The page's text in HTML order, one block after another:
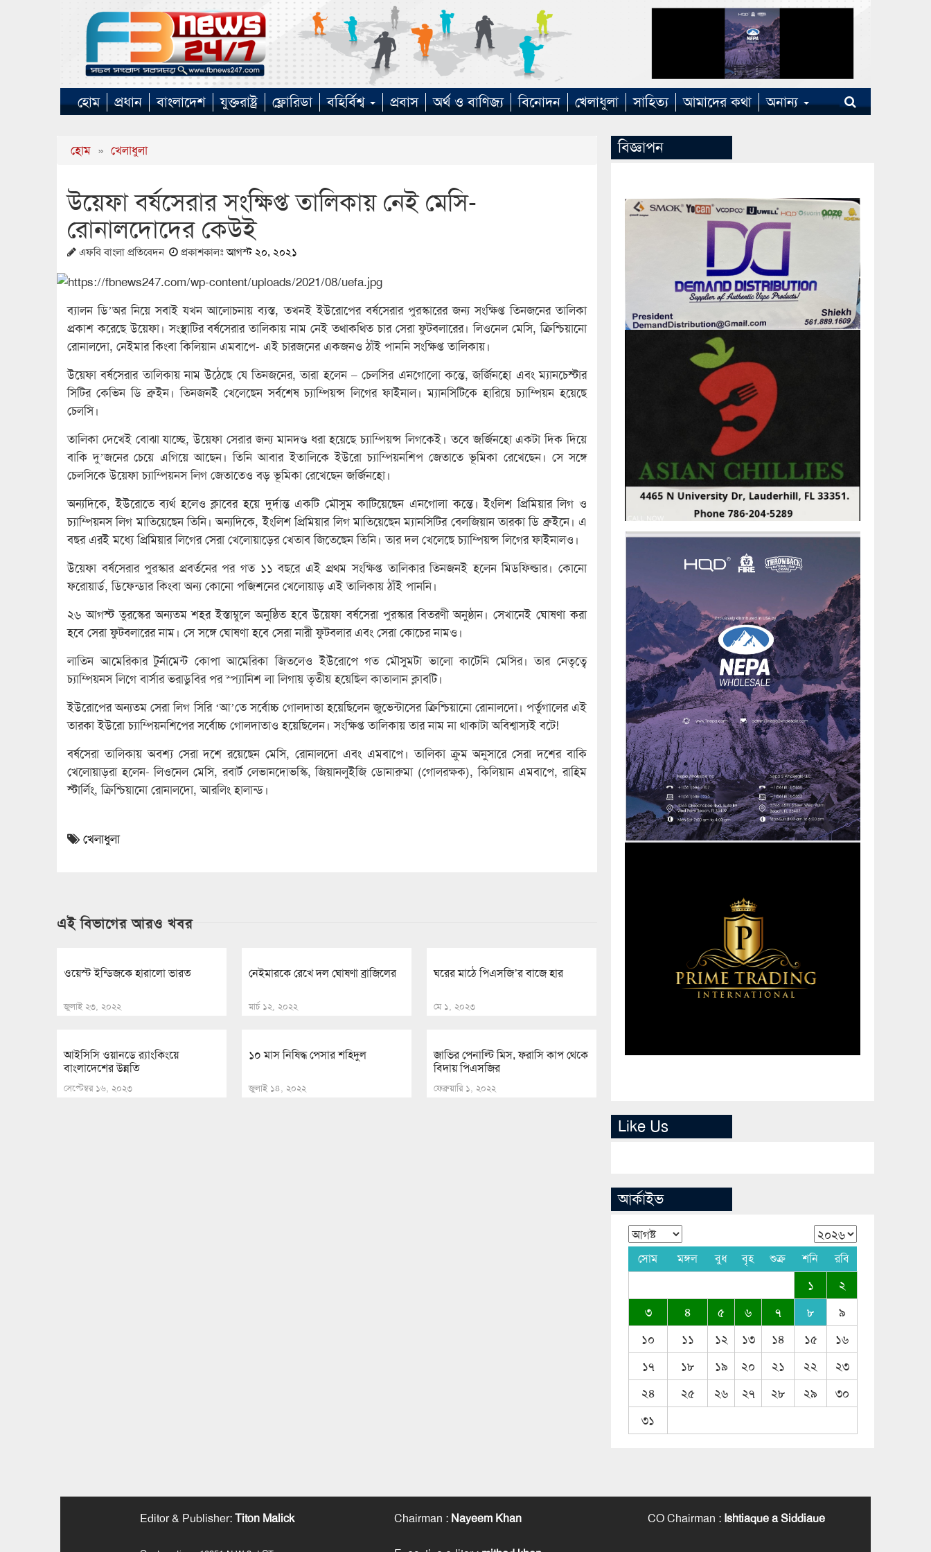
হোম প্রধান বাংলাদেশ যুক্তরাষ্ট্র ফ্লোরিডা বহির্বিশ্ব প্রবাস অর্থ ও বাণিজ্য বিনোদন খেলাধুলা সাহিত্য আমাদের কথা অনান্য
হোম » খেলাধুলা
উয়েফা বর্ষসেরার সংক্ষিপ্ত তালিকায় নেই মেসি-
রোনালদোদের কেউই
এফবি বাংলা প্রতিবেদন প্রকাশকালঃআগস্ট ২০, ২০২১
ব্যালন ডি’অর নিয়ে সবাই যখন আলোচনায় ব্যস্ত, তখনই ইউরোপের বর্ষসেরার পুরস্কারের জন্য সংক্ষিপ্ত তিনজনের তালিকা
প্রকাশ করেছে উয়েফা। সংস্থাটির বর্ষসেরার তালিকায় নাম নেই তথাকথিত চার সেরা ফুটবলারের। লিওনেল মেসি, ক্রিশ্চিয়ানো
রোনালদো, নেইমার কিংবা কিলিয়ান এমবাপে- এই চারজনের একজনও ঠাঁই পাননি সংক্ষিপ্ত তালিকায়।
উয়েফা বর্ষসেরার তালিকায় নাম উঠেছে যে তিনজনের, তারা হলেন – চেলসির এনগোলো কন্তে, জর্জিনহো এবং ম্যানচেস্টার
সিটির কেভিন ডি ব্রুইন। তিনজনই খেলেছেন সর্বশেষ চ্যাম্পিয়ন্স লিগের ফাইনাল। ম্যানসিটিকে হারিয়ে চ্যাম্পিয়ন হয়েছে
চেলসি।
তালিকা দেখেই বোঝা যাচ্ছে, উয়েফা সেরার জন্য মানদণ্ড ধরা হয়েছে চ্যাম্পিয়ন্স লিগকেই। তবে জর্জিনহো একটা দিক দিয়ে
বাকি দু’জনের চেয়ে এগিয়ে আছেন। তিনি আবার ইতালিকে ইউরো চ্যাম্পিয়নশিপ জেতাতে ভূমিকা রেখেছেন। সে সঙ্গে
চেলসিকে উয়েফা চ্যাম্পিয়নস লিগ জেতাতেও বড় ভূমিকা রেখেছেন জর্জিনহো।
অন্যদিকে, ইউরোতে ব্যর্থ হলেও ক্লাবের হয়ে দুর্দান্ত একটি মৌসুম কাটিয়েছেন এনগোলা কন্তে। ইংলিশ প্রিমিয়ার লিগ ও
চ্যাম্পিয়নস লিগ মাতিয়েছেন তিনি। অন্যদিকে, ইংলিশ প্রিমিয়ার লিগ মাতিয়েছেন ম্যানসিটির বেলজিয়ান তারকা ডি ব্রুইনে। এ
বছর এরই মধ্যে প্রিমিয়ার লিগের সেরা খেলোয়াড়ের খেতাব জিতেছেন তিনি। তার দল খেলেছে চ্যাম্পিয়ন্স লিগের ফাইনালও।
উয়েফা বর্ষসেরার পুরস্কার প্রবর্তনের পর গত ১১ বছরে এই প্রথম সংক্ষিপ্ত তালিকার তিনজনই হলেন মিডফিল্ডার। কোনো
ফরোয়ার্ড, ডিফেন্ডার কিংবা অন্য কোনো পজিশনের খেলোয়াড় এই তালিকায় ঠাঁই পাননি।
২৬ আগস্ট তুরস্কের অন্যতম শহর ইস্তাম্বুলে অনুষ্ঠিত হবে উয়েফা বর্ষসেরা পুরস্কার বিতরণী অনুষ্ঠান। সেখানেই ঘোষণা করা
হবে সেরা ফুটবলারের নাম। সে সঙ্গে ঘোষণা হবে সেরা নারী ফুটবলার এবং সেরা কোচের নামও।
লাতিন আমেরিকার টুর্নামেন্ট কোপা আমেরিকা জিতলেও ইউরোপে গত মৌসুমটা ভালো কাটেনি মেসির। তার নেতৃত্বে
চ্যাম্পিয়নস লিগে বার্সার ভরাডুবির পর স্প্যানিশ লা লিগায় তৃতীয় হয়েছিল কাতালান ক্লাবটি।
ইউরোপের অন্যতম সেরা লিগ সিরি ‘আ’তে সর্বোচ্চ গোলদাতা হয়েছিলেন জুভেন্টাসের ক্রিশ্চিয়ানো রোনালদো। পর্তুগালের এই
তারকা ইউরো চ্যাম্পিয়নশিপের সর্বোচ্চ গোলদাতাও হয়েছিলেন। সংক্ষিপ্ত তালিকায় তার নাম না থাকাটা অবিশ্বাস্যই বটে!
বর্ষসেরা তালিকায় অবশ্য সেরা দশে রয়েছেন মেসি, রোনালদো এবং এমবাপে। তালিকা ক্রুম অনুসারে সেরা দশের বাকি
খেলোয়াড়রা হলেন- লিওনেল মেসি, রবার্ট লেভানদোভস্কি, জিয়ানলুইজি ডোনারুমা (গোলরক্ষক), কিলিয়ান এমবাপে, রাহিম
স্টার্লিং, ক্রিশ্চিয়ানো রোনালদো, আরলিং হালান্ড।
খেলাধুলা
এই বিভাগের আরও খবর
ওয়েস্ট ইন্ডিজকে হারালো ভারত
জুলাই ২৩, ২০২২
নেইমারকে রেখে দল ঘোষণা ব্রাজিলের
মার্চ ১২, ২০২২
ঘরের মাঠে পিএসজি’র বাজে হার
মে ১, ২০২৩
আইসিসি ওয়ানডে র‍্যাংকিংয়ে
বাংলাদেশের উন্নতি
সেপ্টেম্বর ১৬, ২০২৩
১০ মাস নিষিদ্ধ পেসার শহিদুল
জুলাই ১৪, ২০২২
জাভির পেনাল্টি মিস, ফরাসি কাপ থেকে
বিদায় পিএসজির
ফেব্রুয়ারি ১, ২০২২
বিজ্ঞাপন
Like Us
আর্কাইভ
সোম মঙ্গল বুধ বৃহ শুক্র শনি রবি
১
২
৩
৪ ৫ ৬ ৭ ৮
৯
১০
১১ ১২ ১৩ ১৪ ১৫
১৬
১৭
১৮ ১৯ ২০ ২১ ২২
২৩
২৪
২৫ ২৬ ২৭ ২৮ ২৯
৩০
৩১
Editor & Publisher:Titon Malick Chairman : Nayeem Khan CO Chairman : Ishtiaque a Siddiaue